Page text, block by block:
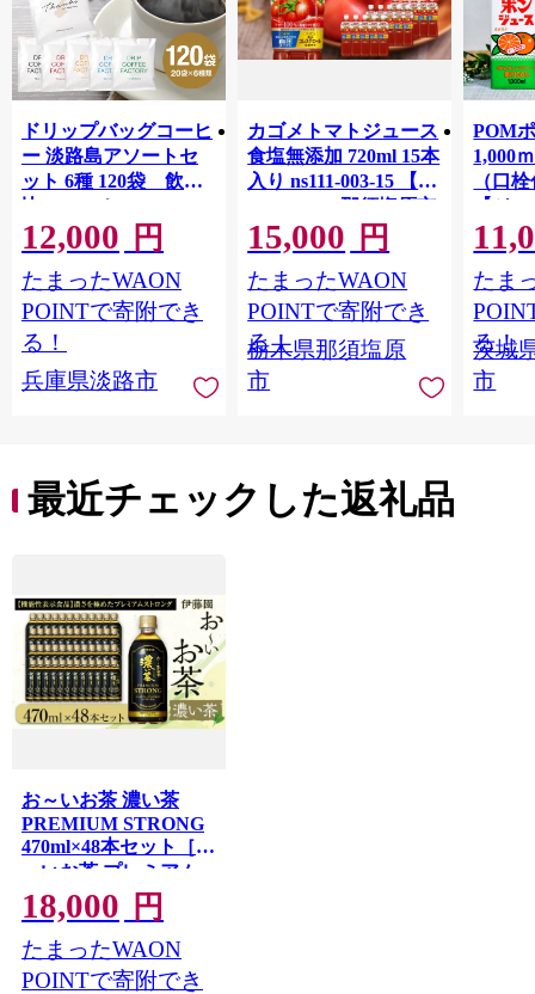
ドリップバッグコーヒ
ー 淡路島アソートセ
ット 6種 120袋 飲み
比べ コーヒー
12,000 円
たまったWAON
POINTで寄附でき
る！
兵庫県淡路市
カゴメトマトジュース
食塩無添加 720ml 15本
入り ns111-003-15 【
KAGOME 那須塩原市
ギフト トマト 野菜 ジ
ュース 飲料 ドリンク
健康 GABA 血圧 コレ
ステロール】
15,000 円
たまったWAON
POINTで寄附でき
る！
栃木県那須塩原
市
POM
1,000
（口
【ジ
Ｍ 爽
ジ 果
ンス
ンド
庫 ド
入れし
アタイ
たま
る！
茨城
市
最近チェックした返礼品
お～いお茶 濃い茶
PREMIUM STRONG
470ml×48本セット［お
ーいお茶 プレミアム
ストロング ペットボ
トル ケース 箱 伊藤園
静岡］
18,000 円
たまったWAON
POINTで寄附でき